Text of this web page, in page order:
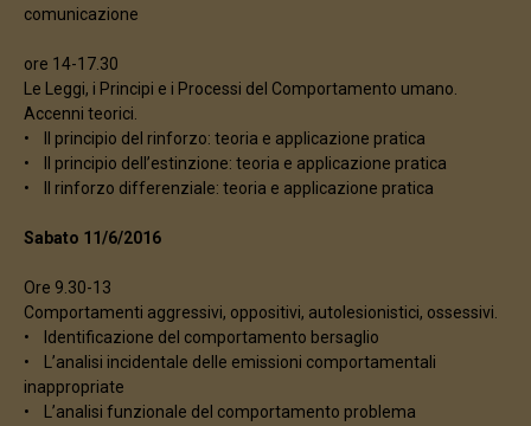
comunicazione
ore 14-17.30
Le Leggi, i Principi e i Processi del Comportamento umano.
Accenni teorici.
• Il principio del rinforzo: teoria e applicazione pratica
• Il principio dell’estinzione: teoria e applicazione pratica
• Il rinforzo differenziale: teoria e applicazione pratica
Sabato 11/6/2016
Ore 9.30-13
Comportamenti aggressivi, oppositivi, autolesionistici, ossessivi.
• Identificazione del comportamento bersaglio
• L’analisi incidentale delle emissioni comportamentali
inappropriate
• L’analisi funzionale del comportamento problema